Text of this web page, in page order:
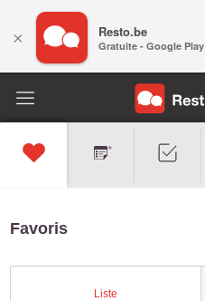
Favoris
Liste
× Resto.be
Gratuite - Google Play